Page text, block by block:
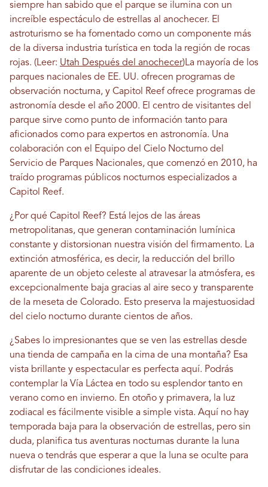
siempre han sabido que el parque se ilumina con un
increíble espectáculo de estrellas al anochecer. El
astroturismo se ha fomentado como un componente más
de la diversa industria turística en toda la región de rocas
rojas. (Leer: Utah Después del anochecer)La mayoría de los
parques nacionales de EE. UU. ofrecen programas de
observación nocturna, y Capitol Reef ofrece programas de
astronomía desde el año 2000. El centro de visitantes del
parque sirve como punto de información tanto para
aficionados como para expertos en astronomía. Una
colaboración con el Equipo del Cielo Nocturno del
Servicio de Parques Nacionales, que comenzó en 2010, ha
traído programas públicos nocturnos especializados a
Capitol Reef.
¿Por qué Capitol Reef? Está lejos de las áreas
metropolitanas, que generan contaminación lumínica
constante y distorsionan nuestra visión del firmamento. La
extinción atmosférica, es decir, la reducción del brillo
aparente de un objeto celeste al atravesar la atmósfera, es
excepcionalmente baja gracias al aire seco y transparente
de la meseta de Colorado. Esto preserva la majestuosidad
del cielo nocturno durante cientos de años.
¿Sabes lo impresionantes que se ven las estrellas desde
una tienda de campaña en la cima de una montaña? Esa
vista brillante y espectacular es perfecta aquí. Podrás
contemplar la Vía Láctea en todo su esplendor tanto en
verano como en invierno. En otoño y primavera, la luz
zodiacal es fácilmente visible a simple vista. Aquí no hay
temporada baja para la observación de estrellas, pero sin
duda, planifica tus aventuras nocturnas durante la luna
nueva o tendrás que esperar a que la luna se oculte para
disfrutar de las condiciones ideales.